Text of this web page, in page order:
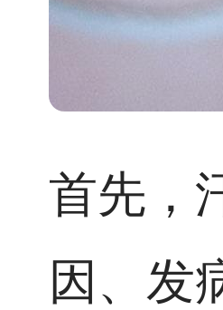
首先，
因、发